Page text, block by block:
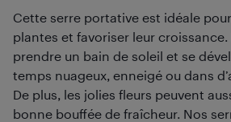
Cette serre portative est idéale
plantes et favoriser leur
prendre un bain de soleil et se
temps nuageux, enneigé ou dans
De plus, les jolies fleurs peuvent
bonne bouffée de fraîcheur. Nos